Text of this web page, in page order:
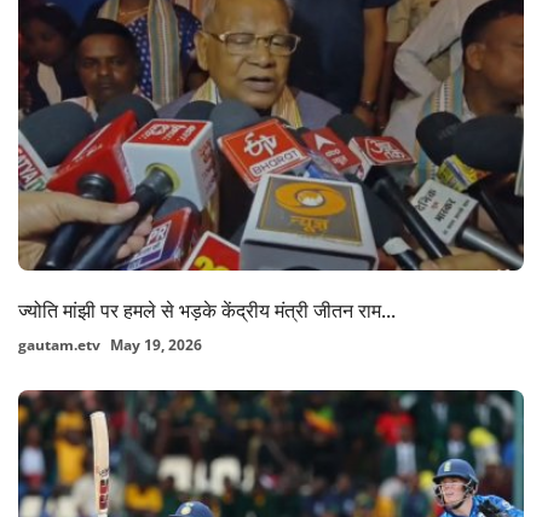
ज्योति मांझी पर हमले से भड़के केंद्रीय मंत्री जीतन राम...
gautam.etv May 19, 2026